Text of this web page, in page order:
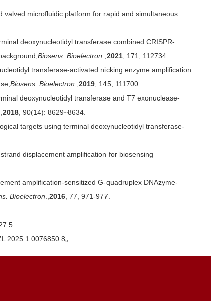
valved microfluidic platform for rapid and simultaneous
deoxynucleotidyl transferase combined CRISPR-
Biosens. Bioelectron.,2021, 171, 112734.
transferase-activated nicking enzyme amplification
Biosens. Bioelectron.,2019, 145, 111700.
deoxynucleotidyl transferase and T7 exonuclease-
2018, 90(14): 8629~8634.
targets using terminal deoxynucleotidyl transferase-
displacement amplification for biosensing
amplification-sensitized G-quadruplex DNAzyme-
Bioelectron.,2016, 77, 971-977.
2025 1 0076850.8。